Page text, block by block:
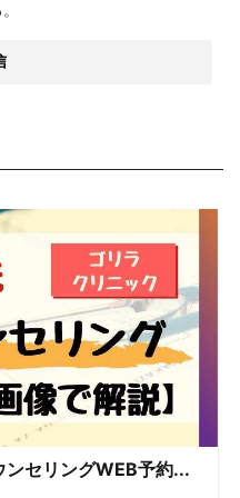
ンセリングWEB予約...